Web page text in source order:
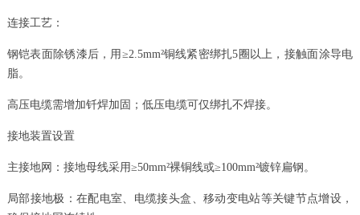
连接工艺：
钢铠表面除锈漆后，用≥2.5mm²铜线紧密绑扎5圈以上，接触面涂导电
脂。
高压电缆需增加钎焊加固；低压电缆可仅绑扎不焊接。
接地装置设置
主接地网：接地母线采用≥50mm²裸铜线或≥100mm²镀锌扁钢。
局部接地极：在配电室、电缆接头盒、移动变电站等关键节点增设，